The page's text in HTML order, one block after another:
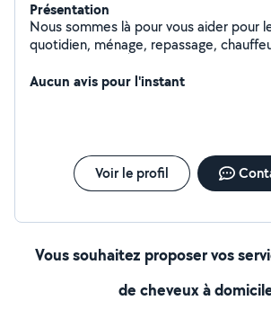
Présentation
Nous sommes là pour vous aider pour
quotidien, ménage, repassage,
Esthéticienne à couturière, domicile
Aucun avis pour l'instant
Voir le profil
Vous souhaitez proposer vos
de cheveux à